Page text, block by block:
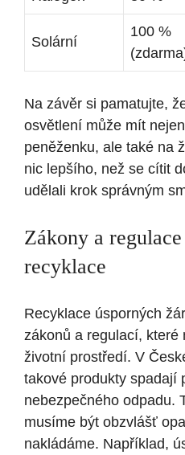
Solární
100 %
Na závěr si pamatujte,
osvětlení může mít
peněženku, ale také na
nic lepšího, než se cítit
udělali krok správným
Zákony a
recyklace
Recyklace úsporných
zákonů a regulací,
životní prostředí. V
takové produkty spadají
nebezpečného odpadu.
musíme být obzvlášť
nakládáme. Například,